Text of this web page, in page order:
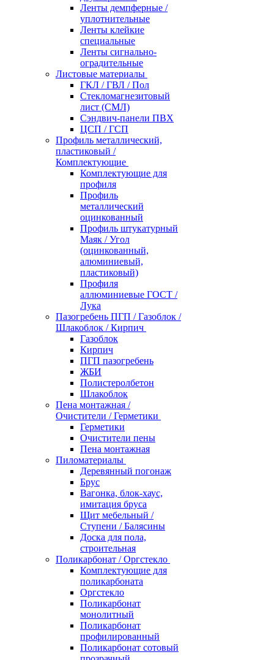
Ленты демпферные /
уплотнительные
Ленты клейкие
специальные
Ленты сигнально-
оградительные
Листовые материалы
ГКЛ / ГВЛ / Пол
Стекломагнезитовый
лист (СМЛ)
Сэндвич-панели ПВХ
ЦСП / ГСП
Профиль металлический,
пластиковый /
Комплектующие
Комплектующие для
профиля
Профиль
металлический
оцинкованный
Профиль штукатурный
Маяк / Угол
(оцинкованный,
алюминиевый,
пластиковый)
Профиля
аллюминиевые ГОСТ /
Лука
Пазогребень ПГП / Газоблок /
Шлакоблок / Кирпич
Газоблок
Кирпич
ПГП пазогребень
ЖБИ
Полистеролбетон
Шлакоблок
Пена монтажная /
Очистители / Герметики
Герметики
Очистители пены
Пена монтажная
Пиломатериалы
Деревянный погонаж
Брус
Вагонка, блок-хаус,
имитация бруса
Щит мебельный /
Ступени / Балясины
Доска для пола,
строительная
Поликарбонат / Оргстекло
Комплектующие для
поликарбоната
Оргстекло
Поликарбонат
монолитный
Поликарбонат
профилированный
Поликарбонат сотовый